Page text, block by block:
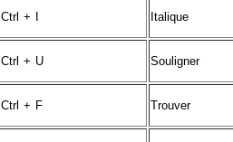
Ctrl + I Italique
Ctrl + U Souligner
Ctrl + F Trouver